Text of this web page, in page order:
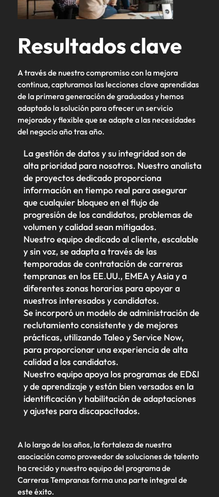
Resultados clave
A través de nuestro compromiso con la mejora
continua, capturamos las lecciones clave aprendidas
de la primera generación de graduados y hemos
adaptado la solución para ofrecer un servicio
mejorado y flexible que se adapte a las necesidades
del negocio año tras año.
La gestión de datos y su integridad son de
alta prioridad para nosotros. Nuestro analista
de proyectos dedicado proporciona
información en tiempo real para asegurar
que cualquier bloqueo en el flujo de
progresión de los candidatos, problemas de
volumen y calidad sean mitigados.
Nuestro equipo dedicado al cliente, escalable
y sin voz, se adapta a través de las
temporadas de contratación de carreras
tempranas en los EE.UU., EMEA y Asia y a
diferentes zonas horarias para apoyar a
nuestros interesados y candidatos.
Se incorporó un modelo de administración de
reclutamiento consistente y de mejores
prácticas, utilizando Taleo y Service Now,
para proporcionar una experiencia de alta
calidad a los candidatos.
Nuestro equipo apoya los programas de ED&I
y de aprendizaje y están bien versados en la
identificación y habilitación de adaptaciones
y ajustes para discapacitados.
A lo largo de los años, la fortaleza de nuestra
asociación como proveedor de soluciones de talento
ha crecido y nuestro equipo del programa de
Carreras Tempranas forma una parte integral de
este éxito.